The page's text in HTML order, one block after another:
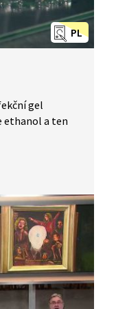
PL
gel
ethanol a ten